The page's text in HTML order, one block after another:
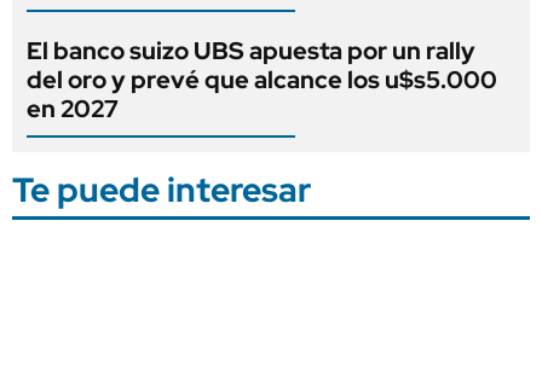
El banco suizo UBS apuesta por un rally
del oro y prevé que alcance los u$s5.000
en 2027
Te puede interesar